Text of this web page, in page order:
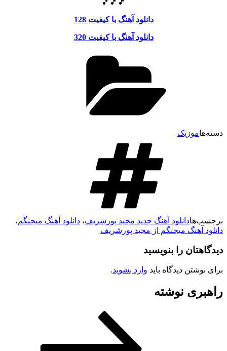
دانلود آهنگ با کیفیت 128
دانلود آهنگ با کیفیت 320
موزیک
دانلود آهنگ جدید مجید پورشریف ،دانلود آهنگ میجنگم،
آهنگ میجنگم از مجید پورشریف
را بنویسید
نوشتن دیدگاه بایدوارد بشوید.
نوشته